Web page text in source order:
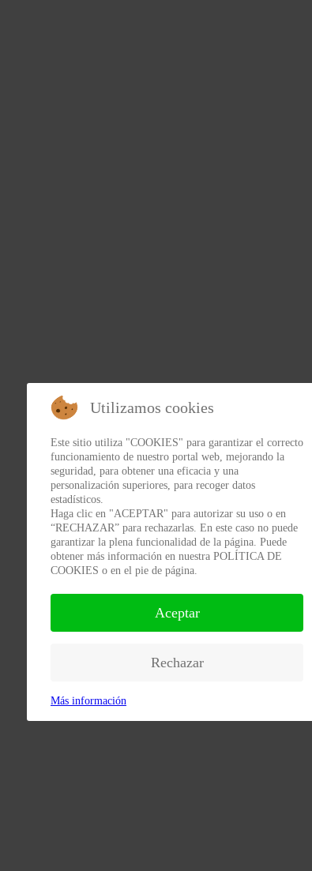
Utilizamos cookies
Este sitio utiliza "COOKIES" para garantizar el correcto
funcionamiento de nuestro portal web, mejorando la
seguridad, para obtener una eficacia y una
personalización superiores, para recoger datos
estadísticos.
Haga clic en "ACEPTAR" para autorizar su uso o en
“RECHAZAR” para rechazarlas. En este caso no puede
garantizar la plena funcionalidad de la página. Puede
obtener más información en nuestra POLÍTICA DE
COOKIES o en el pie de página.
Aceptar
Rechazar
Más información